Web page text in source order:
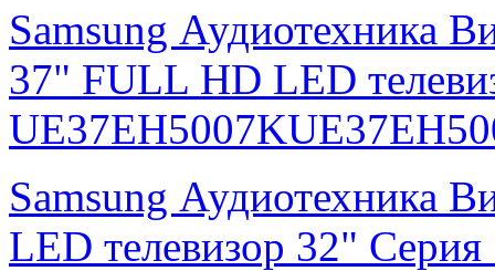
Samsung Аудиотехника
37" FULL HD LED
Samsung Аудиотехника
LED телевизор 32"